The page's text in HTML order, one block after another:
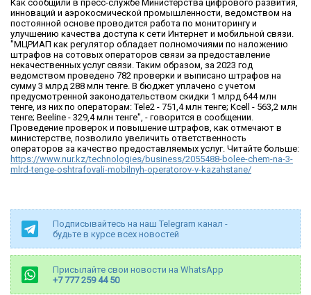
Как сообщили в пресс-службе Министерства цифрового развития,
инноваций и аэрокосмической промышленности, ведомством на
постоянной основе проводится работа по мониторингу и
улучшению качества доступа к сети Интернет и мобильной связи.
"МЦРИАП как регулятор обладает полномочиями по наложению
штрафов на сотовых операторов связи за предоставление
некачественных услуг связи. Таким образом, за 2023 год
ведомством проведено 782 проверки и выписано штрафов на
сумму 3 млрд 288 млн тенге. В бюджет уплачено с учетом
предусмотренной законодательством скидки 1 млрд 644 млн
тенге, из них по операторам: Tele2 - 751,4 млн тенге; Kcell - 563,2 млн
тенге; Beeline - 329,4 млн тенге", - говорится в сообщении.
Проведение проверок и повышение штрафов, как отмечают в
министерстве, позволило увеличить ответственность
операторов за качество предоставляемых услуг. Читайте больше:
https://www.nur.kz/technologies/business/2055488-bolee-chem-na-3-
mlrd-tenge-oshtrafovali-mobilnyh-operatorov-v-kazahstane/
Подписывайтесь на наш Telegram канал -
будьте в курсе всех новостей
Присылайте свои новости на WhatsApp
+7 777 259 44 50